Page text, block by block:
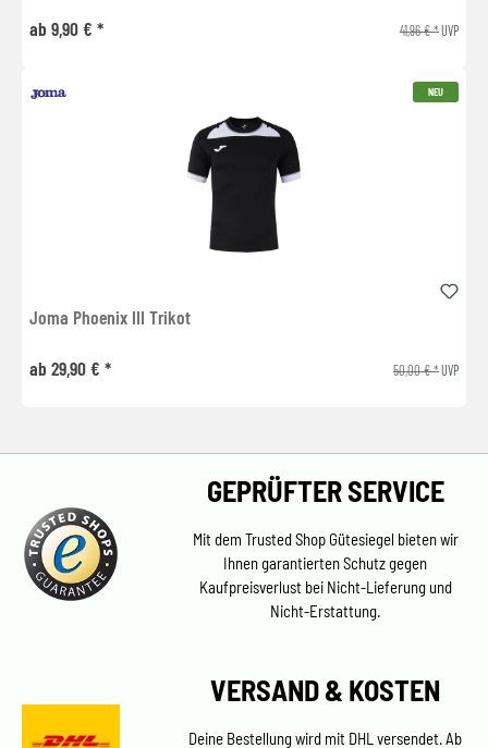
ab 9,90 € * 41,96 € *UVP
NEU
Joma Phoenix III Trikot
ab 29,90 € * 50,00 € *UVP
GEPRÜFTER SERVICE
Mit dem Trusted Shop Gütesiegel bieten wir
Ihnen garantierten Schutz gegen
Kaufpreisverlust bei Nicht-Lieferung und
Nicht-Erstattung.
VERSAND & KOSTEN
Deine Bestellung wird mit DHL versendet. Ab